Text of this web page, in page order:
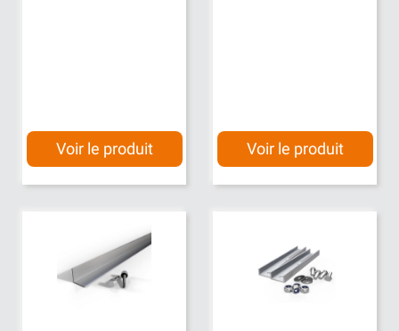
Voir le produit Voir le produit